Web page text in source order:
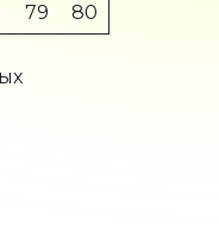
79 80